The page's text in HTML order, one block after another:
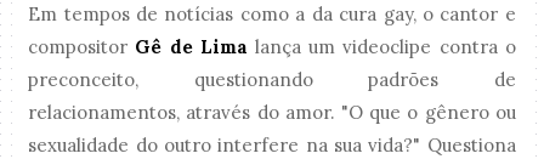
Em tempos de notícias como a da cura gay, o cantor e
compositor Gê de Lima lança um videoclipe contra o
preconceito, questionando padrões de
relacionamentos, através do amor. "O que o gênero ou
sexualidade do outro interfere na sua vida?" Questiona